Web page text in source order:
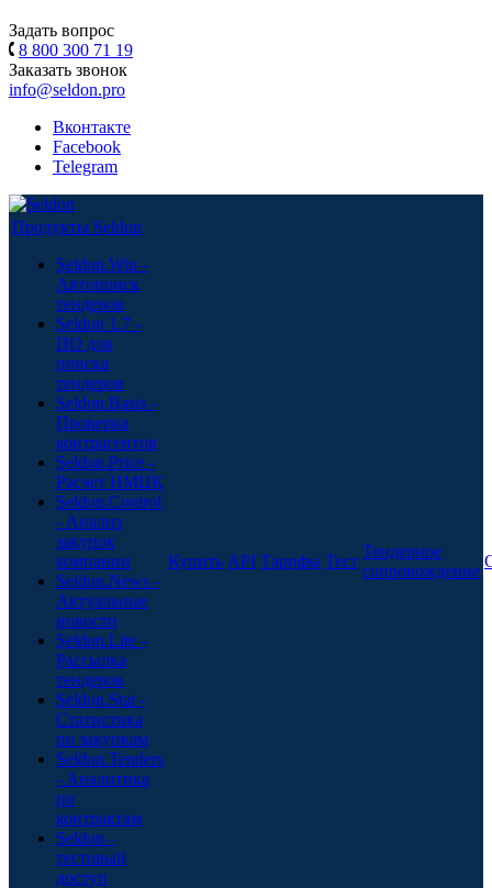
Задать вопрос
8 800 300 71 19
Заказать звонок
info@seldon.pro
Вконтакте
Facebook
Telegram
Продукты Seldon
Seldon.Win -
Автопоиск
тендеров
Seldon 1.7 -
ПО для
поиска
тендеров
Seldon.Basis -
Проверка
контрагентов
Seldon.Price -
Расчет НМЦК
Seldon.Control
- Анализ
закупок
компании
Seldon.News -
Актуальные
новости
Seldon.Lite -
Рассылка
тендеров
Seldon.Stat -
Статистика
по закупкам
Seldon.Tenders
- Аналитика
по
контрактам
Seldon -
тестовый
доступ
Купить API Тарифы Тест
Тендерное
сопровождение